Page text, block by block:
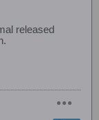
released